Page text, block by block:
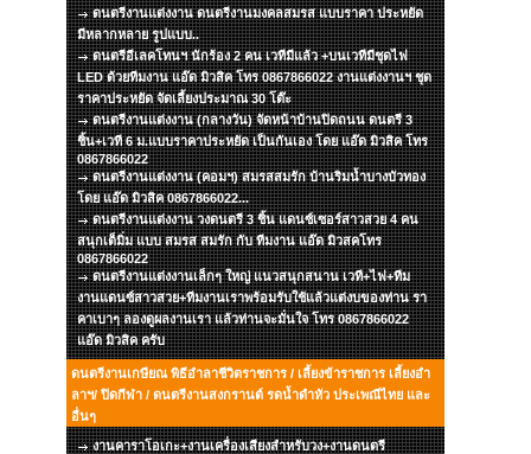
ดนตรีงานแต่งงาน ดนตรีงานมงคลสมรส แบบราคา ประหยัด
มีหลากหลาย รูปแบบ..
ดนตรีอีเลคโทนฯ นักร้อง 2 คน เวทีมีแล้ว +บนเวทีมีชุดไฟ
LED ด้วยทีมงาน แอ๊ด มิวสิค โทร 0867866022 งานแต่งงานฯ ชุด
ราคาประหยัด จัดเลี้ยงประมาณ 30 โต๊ะ
ดนตรีงานแต่งงาน (กลางวัน) จัดหน้าบ้านปิดถนน ดนตรี 3
ชิ้น+เวที 6 ม.แบบราคาประหยัด เป็นกันเอง โดย แอ๊ด มิวสิค โทร
0867866022
ดนตรีงานแต่งงาน (คอมฯ) สมรสสมรัก บ้านริมน้ำบางบัวทอง
โดย แอ๊ด มิวสิค 0867866022...
ดนตรีงานแต่งงาน วงดนตรี 3 ชิ้น แดนซ์เซอร์สาวสวย 4 คน
สนุกเต็มิ่ม แบบ สมรส สมรัก กับ ทีมงาน แอ๊ด มิวสคโทร
0867866022
ดนตรีงานแต่งงานเล็กๆ ใหญ่ แนวสนุกสนาน เวที+ไฟ+ทีม
งานแดนซ์สาวสวย+ทีมงานเราพร้อมรับใช้แล้วแต่งบของท่าน รา
คาเบาๆ ลองดูผลงานเรา แล้วท่านจะมั่นใจ โทร 0867866022
แอ๊ด มิวสิค ครับ
ดนตรีงานเกษียณ พิธีอำลาชีวิตราชการ / เลี้ยงข้าราชการ เลี้ยงอำ
ลาฯ/ ปิดกีฬา / ดนตรีงานสงกรานต์ รดน้ำดำหัว ประเพณีไทย และ
อื่นๆ
งานคาราโอเกะ+งานเครื่องเสียงสำหรับวง+งานดนตรี